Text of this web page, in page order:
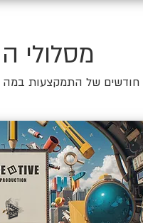
מסלולי
🎬